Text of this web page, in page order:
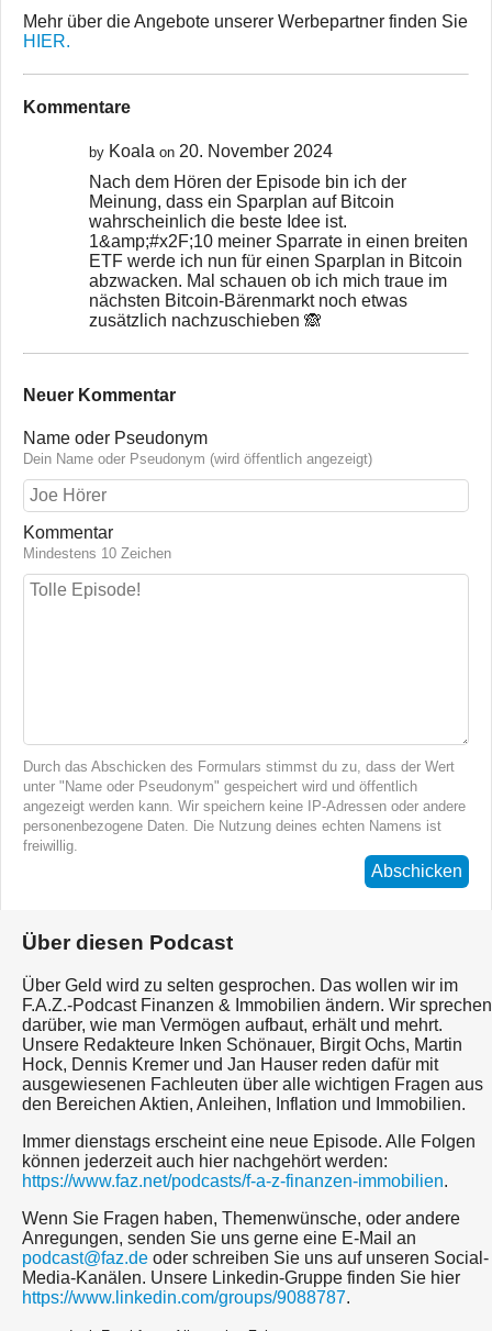
Mehr über die Angebote unserer Werbepartner finden Sie
HIER.
Kommentare
by Koala on 20. November 2024
Nach dem Hören der Episode bin ich der
Meinung, dass ein Sparplan auf Bitcoin
wahrscheinlich die beste Idee ist.
1&amp;#x2F;10 meiner Sparrate in einen breiten
ETF werde ich nun für einen Sparplan in Bitcoin
abzwacken. Mal schauen ob ich mich traue im
nächsten Bitcoin-Bärenmarkt noch etwas
zusätzlich nachzuschieben 🙈
Neuer Kommentar
Name oder Pseudonym
Dein Name oder Pseudonym (wird öffentlich angezeigt)
Kommentar
Mindestens 10 Zeichen
Durch das Abschicken des Formulars stimmst du zu, dass der Wert
unter "Name oder Pseudonym" gespeichert wird und öffentlich
angezeigt werden kann. Wir speichern keine IP-Adressen oder andere
personenbezogene Daten. Die Nutzung deines echten Namens ist
freiwillig.
Abschicken
Über diesen Podcast
Über Geld wird zu selten gesprochen. Das wollen wir im
F.A.Z.-Podcast Finanzen & Immobilien ändern. Wir sprechen
darüber, wie man Vermögen aufbaut, erhält und mehrt.
Unsere Redakteure Inken Schönauer, Birgit Ochs, Martin
Hock, Dennis Kremer und Jan Hauser reden dafür mit
ausgewiesenen Fachleuten über alle wichtigen Fragen aus
den Bereichen Aktien, Anleihen, Inflation und Immobilien.
Immer dienstags erscheint eine neue Episode. Alle Folgen
können jederzeit auch hier nachgehört werden:
https://www.faz.net/podcasts/f-a-z-finanzen-immobilien.
Wenn Sie Fragen haben, Themenwünsche, oder andere
Anregungen, senden Sie uns gerne eine E-Mail an
podcast@faz.de oder schreiben Sie uns auf unseren Social-
Media-Kanälen. Unsere Linkedin-Gruppe finden Sie hier
https://www.linkedin.com/groups/9088787.